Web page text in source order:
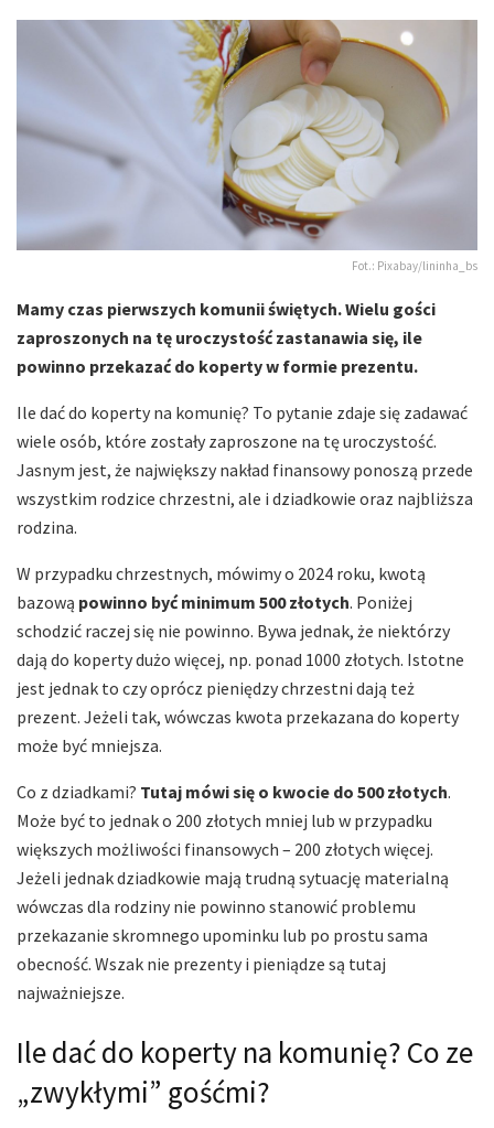
Fot.: Pixabay/lininha_bs
Mamy czas pierwszych komunii świętych. Wielu gości
zaproszonych na tę uroczystość zastanawia się, ile
powinno przekazać do koperty w formie prezentu.
Ile dać do koperty na komunię? To pytanie zdaje się zadawać
wiele osób, które zostały zaproszone na tę uroczystość.
Jasnym jest, że największy nakład finansowy ponoszą przede
wszystkim rodzice chrzestni, ale i dziadkowie oraz najbliższa
rodzina.
W przypadku chrzestnych, mówimy o 2024 roku, kwotą
bazową powinno być minimum 500 złotych. Poniżej
schodzić raczej się nie powinno. Bywa jednak, że niektórzy
dają do koperty dużo więcej, np. ponad 1000 złotych. Istotne
jest jednak to czy oprócz pieniędzy chrzestni dają też
prezent. Jeżeli tak, wówczas kwota przekazana do koperty
może być mniejsza.
Co z dziadkami? Tutaj mówi się o kwocie do 500 złotych.
Może być to jednak o 200 złotych mniej lub w przypadku
większych możliwości finansowych – 200 złotych więcej.
Jeżeli jednak dziadkowie mają trudną sytuację materialną
wówczas dla rodziny nie powinno stanowić problemu
przekazanie skromnego upominku lub po prostu sama
obecność. Wszak nie prezenty i pieniądze są tutaj
najważniejsze.
Ile dać do koperty na komunię? Co ze
„zwykłymi” gośćmi?